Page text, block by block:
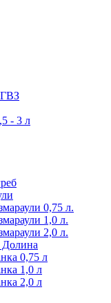
- 3 л
0,75 л.
1,0 л.
2,0 л.
Долина
0,75 л
1,0 л
2,0 л